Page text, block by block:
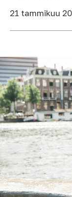
21 tammikuu